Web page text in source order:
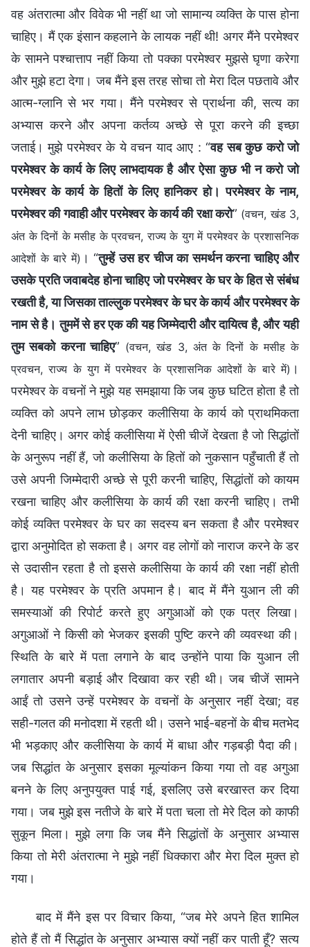
वह अंतरात्मा और विवेक भी नहीं था जो सामान्य व्यक्ति के पास होना
चाहिए। मैं एक इंसान कहलाने के लायक नहीं थी! अगर मैंने परमेश्वर
के सामने पश्चात्ताप नहीं किया तो पक्का परमेश्वर मुझसे घृणा करेगा
और मुझे हटा देगा। जब मैंने इस तरह सोचा तो मेरा दिल पछतावे और
आत्म-ग्लानि से भर गया। मैंने परमेश्वर से प्रार्थना की, सत्य का
अभ्यास करने और अपना कर्तव्य अच्छे से पूरा करने की इच्छा
जताई। मुझे परमेश्वर के ये वचन याद आए : “वह सब कुछ करो जो
परमेश्वर के कार्य के लिए लाभदायक है और ऐसा कुछ भी न करो जो
परमेश्वर के कार्य के हितों के लिए हानिकर हो। परमेश्वर के नाम,
परमेश्वर की गवाही और परमेश्वर के कार्य की रक्षा करो” (वचन, खंड 3,
अंत के दिनों के मसीह के प्रवचन, राज्य के युग में परमेश्वर के प्रशासनिक
आदेशों के बारे में) । “तुम्‍हें उस हर चीज का समर्थन करना चाहिए और
उसके प्रति जवाबदेह होना चाहिए जो परमेश्वर के घर के हित से संबंध
रखती है, या जिसका ताल्‍लुक परमेश्वर के घर के कार्य और परमेश्वर के
नाम से है। तुममें से हर एक की यह जिम्‍मेदारी और दायित्व है, और यही
तुम सबको करना चाहिए” (वचन, खंड 3, अंत के दिनों के मसीह के
प्रवचन, राज्य के युग में परमेश्वर के प्रशासनिक आदेशों के बारे में) ।
परमेश्वर के वचनों ने मुझे यह समझाया कि जब कुछ घटित होता है तो
व्यक्ति को अपने लाभ छोड़कर कलीसिया के कार्य को प्राथमिकता
देनी चाहिए। अगर कोई कलीसिया में ऐसी चीजें देखता है जो सिद्धांतों
के अनुरूप नहीं हैं, जो कलीसिया के हितों को नुकसान पहुँचाती हैं तो
उसे अपनी जिम्मेदारी अच्छे से पूरी करनी चाहिए, सिद्धांतों को कायम
रखना चाहिए और कलीसिया के कार्य की रक्षा करनी चाहिए। तभी
कोई व्यक्ति परमेश्वर के घर का सदस्य बन सकता है और परमेश्वर
द्वारा अनुमोदित हो सकता है। अगर वह लोगों को नाराज करने के डर
से उदासीन रहता है तो इससे कलीसिया के कार्य की रक्षा नहीं होती
है। यह परमेश्वर के प्रति अपमान है। बाद में मैंने युआन ली की
समस्याओं की रिपोर्ट करते हुए अगुआओं को एक पत्र लिखा।
अगुआओं ने किसी को भेजकर इसकी पुष्टि करने की व्यवस्था की।
स्थिति के बारे में पता लगाने के बाद उन्होंने पाया कि युआन ली
लगातार अपनी बड़ाई और दिखावा कर रही थी। जब चीजें सामने
आईं तो उसने उन्हें परमेश्वर के वचनों के अनुसार नहीं देखा; वह
सही-गलत की मनोदशा में रहती थी। उसने भाई-बहनों के बीच मतभेद
भी भड़काए और कलीसिया के कार्य में बाधा और गड़बड़ी पैदा की।
जब सिद्धांत के अनुसार इसका मूल्यांकन किया गया तो वह अगुआ
बनने के लिए अनुपयुक्त पाई गई, इसलिए उसे बरखास्त कर दिया
गया। जब मुझे इस नतीजे के बारे में पता चला तो मेरे दिल को काफी
सुकून मिला। मुझे लगा कि जब मैंने सिद्धांतों के अनुसार अभ्यास
किया तो मेरी अंतरात्मा ने मुझे नहीं धिक्कारा और मेरा दिल मुक्त हो
गया।
बाद में मैंने इस पर विचार किया, “जब मेरे अपने हित शामिल
होते हैं तो मैं सिद्धांत के अनुसार अभ्यास क्यों नहीं कर पाती हूँ? सत्य